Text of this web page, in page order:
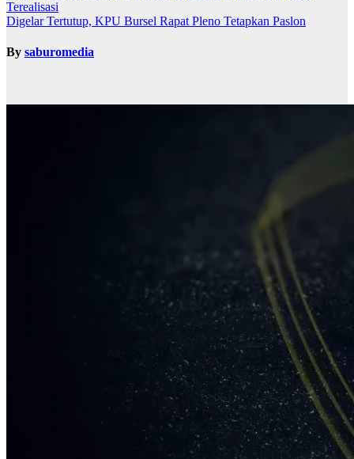
Terealisasi
Digelar Tertutup, KPU Bursel Rapat Pleno Tetapkan Paslon
By saburomedia